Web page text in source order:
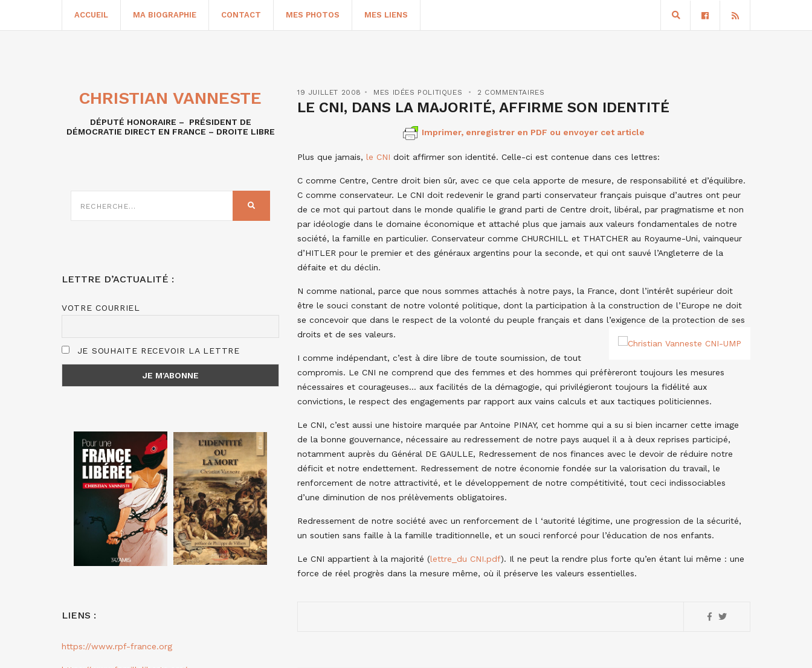
ACCUEIL MA BIOGRAPHIE CONTACT MES PHOTOS MES LIENS
19 JUILLET 2008 MES IDÉES POLITIQUES 2 COMMENTAIRES
LE CNI, DANS LA MAJORITÉ, AFFIRME SON IDENTITÉ
Imprimer, enregistrer en PDF ou envoyer cet article
Plus que jamais, le CNI doit affirmer son identité. Celle-ci est contenue dans ces lettres:
C comme Centre, Centre droit bien sûr, avec ce que cela apporte de mesure, de responsabilité et d’équilibre.
C comme conservateur. Le CNI doit redevenir le grand parti conservateur français puisque d’autres ont peur
de ce mot qui partout dans le monde qualifie le grand parti de Centre droit, libéral, par pragmatisme et non
par idéologie dans le domaine économique et attaché plus que jamais aux valeurs fondamentales de notre
société, la famille en particulier. Conservateur comme CHURCHILL et THATCHER au Royaume-Uni, vainqueur
d’HITLER pour le premier et des généraux argentins pour la seconde, et qui ont sauvé l’Angleterre de la
défaite et du déclin.
N comme national, parce que nous sommes attachés à notre pays, la France, dont l’intérêt supérieur doit
être le souci constant de notre volonté politique, dont la participation à la construction de l’Europe ne doit
se concevoir que dans le respect de la volonté du peuple français et dans l’exigence de la protection de ses
droits et de ses valeurs.
I comme indépendant, c’est à dire libre de toute soumission, de tout
compromis. Le CNI ne comprend que des femmes et des hommes qui préfèreront toujours les mesures
nécessaires et courageuses… aux facilités de la démagogie, qui privilégieront toujours la fidélité aux
convictions, le respect des engagements par rapport aux vains calculs et aux tactiques politiciennes.
Le CNI, c’est aussi une histoire marquée par Antoine PINAY, cet homme qui a su si bien incarner cette image
de la bonne gouvernance, nécessaire au redressement de notre pays auquel il a à deux reprises participé,
notamment auprès du Général DE GAULLE, Redressement de nos finances avec le devoir de réduire notre
déficit et notre endettement. Redressement de notre économie fondée sur la valorisation du travail, le
renforcement de notre attractivité, et le développement de notre compétitivité, tout ceci indissociables
d’une diminution de nos prélèvements obligatoires.
Redressement de notre société avec un renforcement de l ‘autorité légitime, une progression de la sécurité,
un soutien sans faille à la famille traditionnelle, et un souci renforcé pour l’éducation de nos enfants.
Le CNI appartient à la majorité (lettre_du CNI.pdf). Il ne peut la rendre plus forte qu’en étant lui même : une
force de réel progrès dans la mesure même, où il préserve les valeurs essentielles.
CHRISTIAN VANNESTE
DÉPUTÉ HONORAIRE – PRÉSIDENT DE
DÉMOCRATIE DIRECT EN FRANCE – DROITE LIBRE
SUR
RECHERCHER
LETTRE D’ACTUALITÉ :
VOTRE COURRIEL
JE SOUHAITE RECEVOIR LA LETTRE
LIENS :
https://www.rpf-france.org